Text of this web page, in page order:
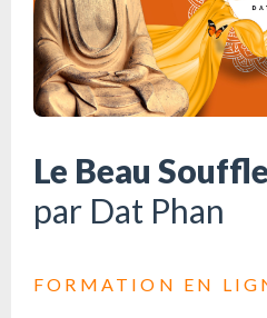
Le Beau Souffle
par Dat Phan
FORMATION EN